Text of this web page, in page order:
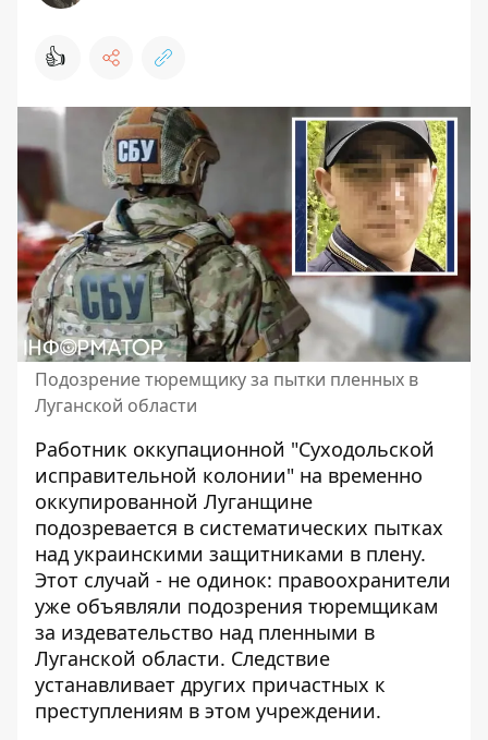
👍
Подозрение тюремщику за пытки пленных в
Луганской области
Работник оккупационной "Суходольской
исправительной колонии" на временно
оккупированной Луганщине
подозревается в систематических пытках
над украинскими защитниками в плену.
Этот случай - не одинок: правоохранители
уже объявляли подозрения тюремщикам
за издевательство над пленными в
Луганской области. Следствие
устанавливает других причастных к
преступлениям в этом учреждении.